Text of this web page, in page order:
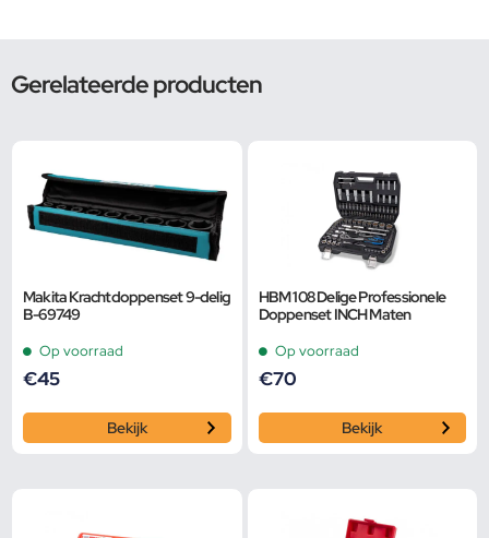
Gerelateerde producten
Makita Krachtdoppenset 9-delig
B-69749
Op voorraad
€45
Bekijk
HBM 108 Delige Professionele
Doppenset INCH Maten
Op voorraad
€70
Bekijk